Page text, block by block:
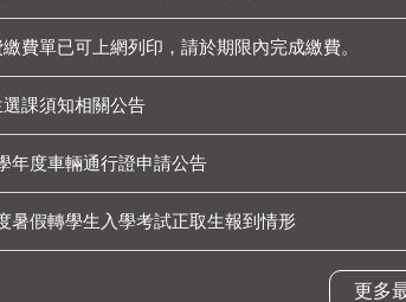
費單已可上網列印，請於期限內完成繳費。
課須知相關公告
年度車輛通行證申請公告
暑假轉學生入學考試正取生報到情形
更多